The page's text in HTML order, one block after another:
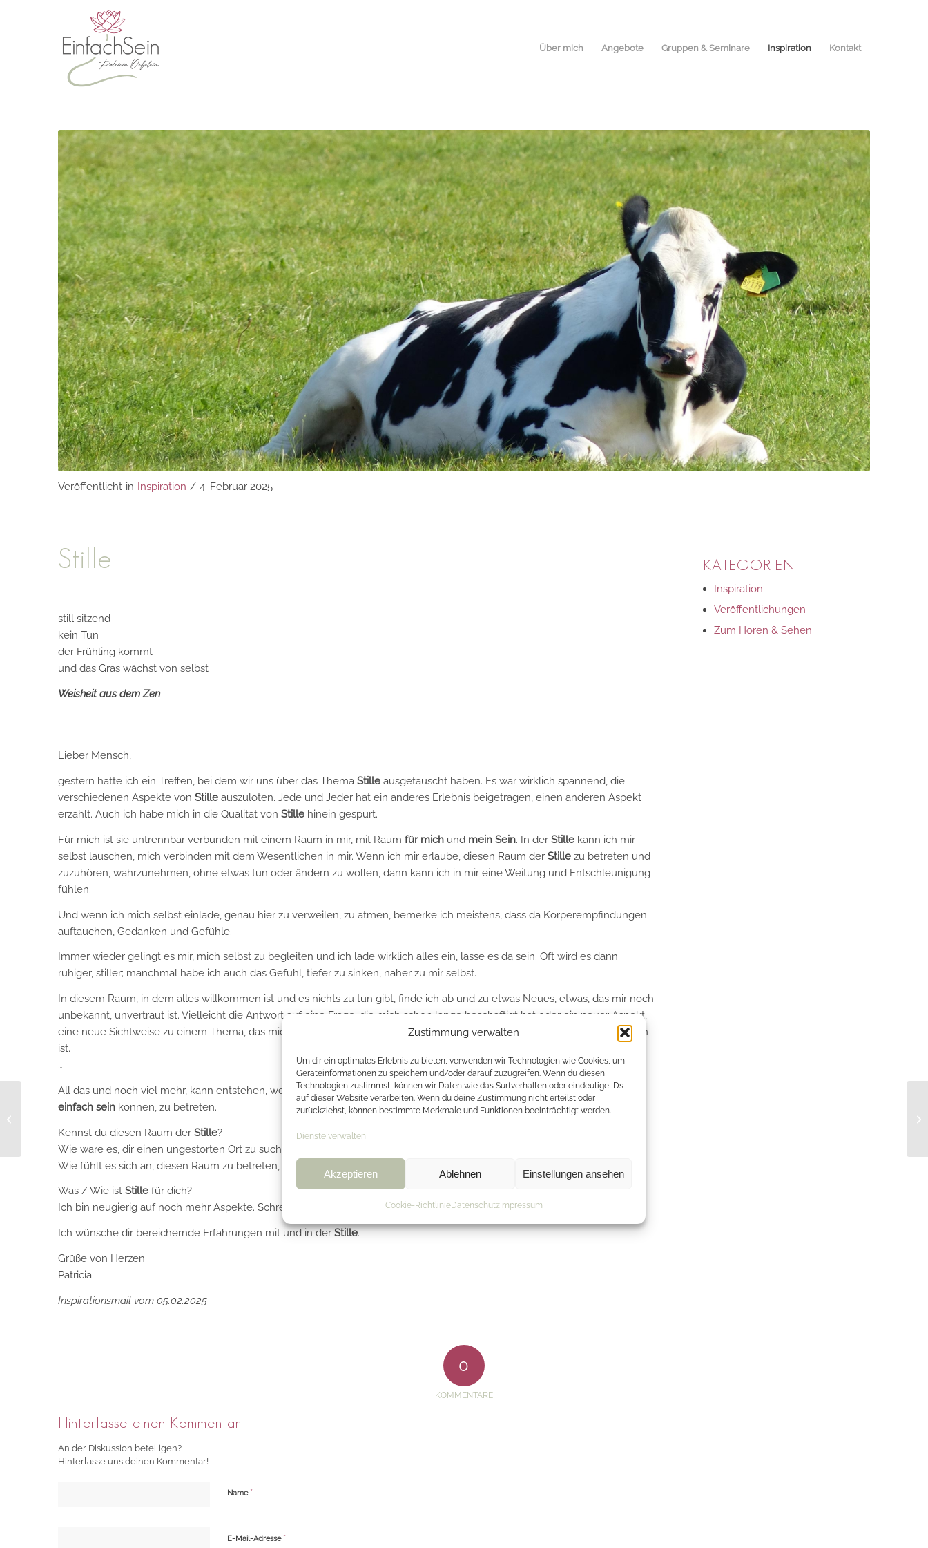
Zustimmung verwalten
Um dir ein optimales Erlebnis zu bieten, verwenden wir Technologien wie Cookies, um
Geräteinformationen zu speichern und/oder darauf zuzugreifen. Wenn du diesen
Technologien zustimmst, können wir Daten wie das Surfverhalten oder eindeutige IDs
auf dieser Website verarbeiten. Wenn du deine Zustimmung nicht erteilst oder
zurückziehst, können bestimmte Merkmale und Funktionen beeinträchtigt werden.
Dienste verwalten
Akzeptieren Ablehnen Einstellungen ansehen
Cookie-RichtlinieDatenschutzImpressum
Über mich Angebote Gruppen & Seminare Inspiration Kontakt
Veröffentlicht in Inspiration / 4. Februar 2025
Stille
still sitzend –
kein Tun
der Frühling kommt
und das Gras wächst von selbst
Weisheit aus dem Zen
KATEGORIEN
Inspiration
Veröffentlichungen
Zum Hören & Sehen
Lieber Mensch,
gestern hatte ich ein Treffen, bei dem wir uns über das Thema Stilleausgetauscht haben. Es war wirklich spannend, die
verschiedenen Aspekte von Stilleauszuloten. Jede und Jeder hat ein anderes Erlebnis beigetragen, einen anderen Aspekt
erzählt. Auch ich habe mich in die Qualität von Stillehinein gespürt.
Für mich ist sie untrennbar verbunden mit einem Raum in mir, mit Raum für michund mein Sein. In der Stillekann ich mir
selbst lauschen, mich verbinden mit dem Wesentlichen in mir. Wenn ich mir erlaube, diesen Raum der Stillezu betreten und
zuzuhören, wahrzunehmen, ohne etwas tun oder ändern zu wollen, dann kann ich in mir eine Weitung und Entschleunigung
fühlen.
Und wenn ich mich selbst einlade, genau hier zu verweilen, zu atmen, bemerke ich meistens, dass da Körperempfindungen
auftauchen, Gedanken und Gefühle.
Immer wieder gelingt es mir, mich selbst zu begleiten und ich lade wirklich alles ein, lasse es da sein. Oft wird es dann
ruhiger, stiller; manchmal habe ich auch das Gefühl, tiefer zu sinken, näher zu mir selbst.
In diesem Raum, in dem alles willkommen ist und es nichts zu tun gibt, finde ich ab und zu etwas Neues, etwas, das mir noch
unbekannt, unvertraut ist. Vielleicht die Antwort auf eine Frage, die mich schon lange beschäftigt hat oder ein neuer Aspekt,
eine neue Sichtweise zu einem Thema, das mich belastet. Manchmal taucht auch eine Inspiration auf, die ganz neu für mich
ist.
…
All das und noch viel mehr, kann entstehen, wenn wir uns erlauben, diesen Raum derStille, diesen Raum in uns, in dem wir
einfach seinkönnen, zu betreten.
Kennst du diesen Raum der Stille?
Wie wäre es, dir einen ungestörten Ort zu suchen und diesen Raum einzuladen?
Wie fühlt es sich an, diesen Raum zu betreten, dort zu sein?
Was / Wie ist Stillefür dich?
Ich bin neugierig auf noch mehr Aspekte. Schreib also gerne, wenn es dich ruft.
Ich wünsche dir bereichernde Erfahrungen mit und in derStille.
Grüße von Herzen
Patricia
Inspirationsmail vom 05.02.2025
0
KOMMENTARE
Hinterlasse einen Kommentar
An der Diskussion beteiligen?
Hinterlasse uns deinen Kommentar!
Name *
E-Mail-Adresse *